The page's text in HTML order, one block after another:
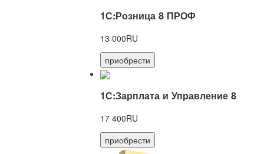
1С:Розница 8 ПРОФ
13 000RU
приобрести
1С:Зарплата и Управление 8
17 400RU
приобрести